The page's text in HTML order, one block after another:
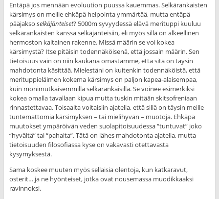
Entäpä jos mennään evoluution puussa kauemmas. Selkärankaisten
kärsimys on meille ehkäpä helpointa ymmärtää, mutta entäpä
pääjakso selkäjänteiset? 5000m syvyydessä elävä merituppi kuuluu
selkärankaisten kanssa selkäjänteisiin, eli myös sillä on alkeellinen
hermoston kaltainen rakenne. Missä määrin se voi kokea
kärsimystä? Itse pitäisin todennäköisenä, että jossain määrin. Sen
tietoisuus vain on niin kaukana omastamme, että sitä on täysin
mahdotonta käsittää. Mielestäni on kuitenkin todennäköistä, että
merituppieläimen kokema kärsimys on paljon kapea-alaisempaa,
kuin monimutkaisemmilla selkärankaisilla. Se voinee esimerkiksi
kokea omalla tavallaan kipua mutta tuskin mitään skitsofreniaan
rinnastettavaa. Toisaalta voitaisiin ajatella, että sillä on täysin meille
tuntemattomia kärsimyksen – tai mielihyvän – muotoja. Ehkäpä
muutokset ympäröivän veden suolapitoisuudessa “tuntuvat” joko
“hyvältä” tai “pahalta”. Tätä on lähes mahdotonta ajatella, mutta
tietoisuuden filosofiassa kyse on vakavasti otettavasta
kysymyksestä.
Sama koskee muuten myös sellaisia olentoja, kun katkaravut,
osterit… ja ne hyönteiset, jotka ovat nousemassa muodikkaaksi
ravinnoksi.